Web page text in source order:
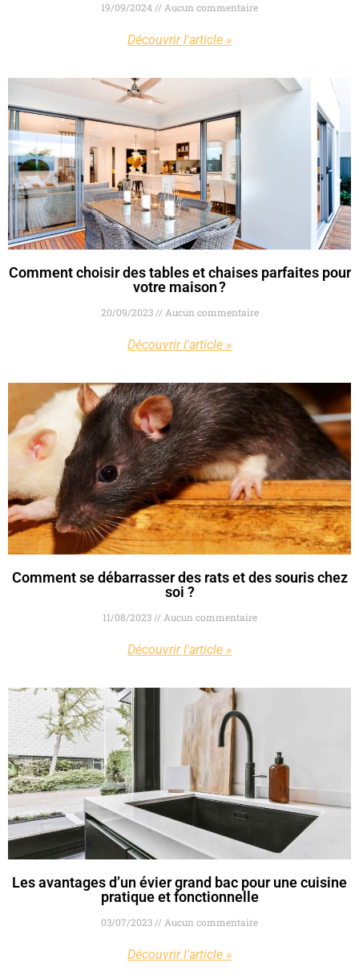
19/09/2024 Aucun commentaire
Découvrir l'article »
Comment choisir des tables et chaises parfaites pour
votre maison ?
20/09/2023 Aucun commentaire
Découvrir l'article »
Comment se débarrasser des rats et des souris chez
soi ?
11/08/2023 Aucun commentaire
Découvrir l'article »
Les avantages d’un évier grand bac pour une cuisine
pratique et fonctionnelle
03/07/2023 Aucun commentaire
Découvrir l'article »